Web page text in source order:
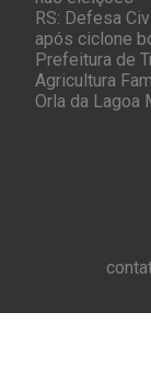
RS: Defesa
após ciclone
Prefeitura de
Agricultura
Orla da Lagoa